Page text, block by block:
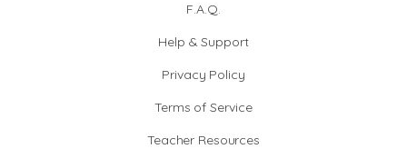
F.A.Q.
Help & Support
Privacy Policy
Terms of Service
Teacher Resources